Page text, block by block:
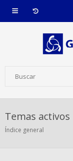
Temas activos
Índice general